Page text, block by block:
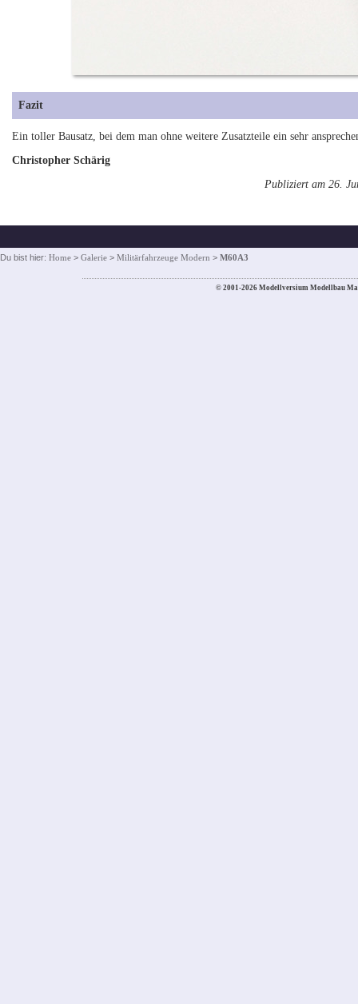
Fazit
Ein toller Bausatz, bei dem man ohne weitere Zusatzteile ein sehr
Christopher Schärig
Publiziert am 26.
Du bist hier: Home > Galerie > Militärfahrzeuge Modern > M60A3
© 2001-2026 Modellversium Modellbau